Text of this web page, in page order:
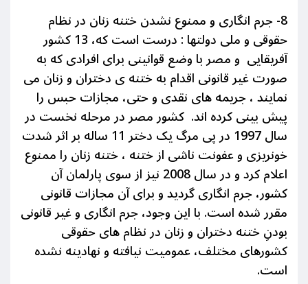
8- جرم انگاری و ممنوع نشدن ختنه زنان در نظام
حقوقی و ملی دولتها : درست است که، 13 کشور
آفریقایی و مصر با وضع قوانینی برای افرادی که به
صورت غیر قانونی اقدام به ختنه ی دختران و زنان می
نمایند ، جریمه های نقدی و حتی، مجازات حبس را
پیش بینی کرده اند. کشور مصر در مرحله نخست در
سال 1997 در پی مرگ یک دختر 11 ساله بر اثر شدت
خونریزی و عفونت ناشی از ختنه ، ختنه زنان را ممنوع
اعلام کرد و در سال 2008 نیز از سوی پارلمان آن
کشور، جرم انگاری گردید و برای آن مجازات قانونی
مقرر شده است. با این وجود، جرم انگاری و غیر قانونی
بودنِ ختنه دختران و زنان در نظام های حقوقی
کشورهای مختلف، عمومیت نیافته و نهادینه نشده
است.